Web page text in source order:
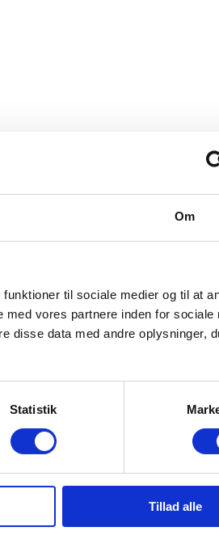
Om
til sociale medier og til at
vores partnere inden for sociale
disse data med andre oplysninger,
Statistik
Tillad alle
Kompakt
nye Toyota Yaris Cross
proportioner, der passer
karakter skaber den en